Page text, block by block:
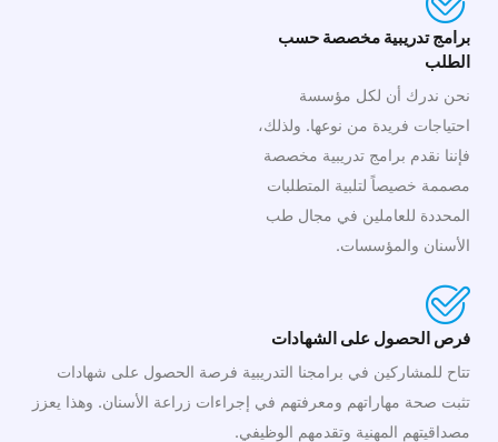
برامج تدريبية مخصصة حسب
الطلب
نحن ندرك أن لكل مؤسسة
احتياجات فريدة من نوعها. ولذلك،
فإننا نقدم برامج تدريبية مخصصة
مصممة خصيصاً لتلبية المتطلبات
المحددة للعاملين في مجال طب
الأسنان والمؤسسات.
فرص الحصول على الشهادات
تتاح للمشاركين في برامجنا التدريبية فرصة الحصول على شهادات
تثبت صحة مهاراتهم ومعرفتهم في إجراءات زراعة الأسنان. وهذا يعزز
مصداقيتهم المهنية وتقدمهم الوظيفي.